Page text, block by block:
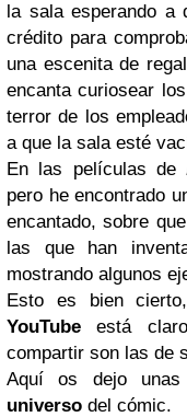
la sala esperando a
crédito para
una escenita de
encanta curiosear
terror de los
a que la sala esté
En las películas de
pero he encontrado
encantado, sobre
las que han
mostrando algunos
Esto es bien
YouTube está
compartir son las de
Aquí os dejo unas
universo del cómic.